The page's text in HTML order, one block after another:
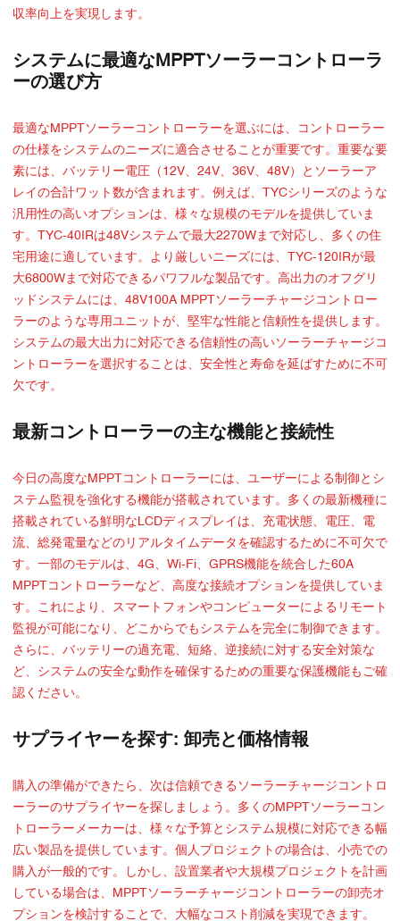
収率向上を実現します。
システムに最適なMPPTソーラーコントローラ
ーの選び方
最適なMPPTソーラーコントローラーを選ぶには、コントローラー
の仕様をシステムのニーズに適合させることが重要です。重要な要
素には、バッテリー電圧（12V、24V、36V、48V）とソーラーア
レイの合計ワット数が含まれます。例えば、TYCシリーズのような
汎用性の高いオプションは、様々な規模のモデルを提供していま
す。TYC-40IRは48Vシステムで最大2270Wまで対応し、多くの住
宅用途に適しています。より厳しいニーズには、TYC-120IRが最
大6800Wまで対応できるパワフルな製品です。高出力のオフグリ
ッドシステムには、48V100A MPPTソーラーチャージコントロー
ラーのような専用ユニットが、堅牢な性能と信頼性を提供します。
システムの最大出力に対応できる信頼性の高いソーラーチャージコ
ントローラーを選択することは、安全性と寿命を延ばすために不可
欠です。
最新コントローラーの主な機能と接続性
今日の高度なMPPTコントローラーには、ユーザーによる制御とシ
ステム監視を強化する機能が搭載されています。多くの最新機種に
搭載されている鮮明なLCDディスプレイは、充電状態、電圧、電
流、総発電量などのリアルタイムデータを確認するために不可欠で
す。一部のモデルは、4G、Wi-Fi、GPRS機能を統合した60A
MPPTコントローラーなど、高度な接続オプションを提供していま
す。これにより、スマートフォンやコンピューターによるリモート
監視が可能になり、どこからでもシステムを完全に制御できます。
さらに、バッテリーの過充電、短絡、逆接続に対する安全対策な
ど、システムの安全な動作を確保するための重要な保護機能もご確
認ください。
サプライヤーを探す: 卸売と価格情報
購入の準備ができたら、次は信頼できるソーラーチャージコントロ
ーラーのサプライヤーを探しましょう。多くのMPPTソーラーコン
トローラーメーカーは、様々な予算とシステム規模に対応できる幅
広い製品を提供しています。個人プロジェクトの場合は、小売での
購入が一般的です。しかし、設置業者や大規模プロジェクトを計画
している場合は、MPPTソーラーチャージコントローラーの卸売オ
プションを検討することで、大幅なコスト削減を実現できます。